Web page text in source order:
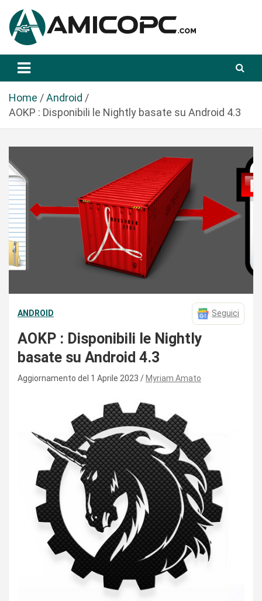
a
Amicopc.com
Home
Android
AOKP : Disponibili le Nightly basate su Android 4.3
ANDROID Seguici
AOKP : Disponibili le Nightly
basate su Android 4.3
Aggiornamento del 1 Aprile 2023 Myriam Amato